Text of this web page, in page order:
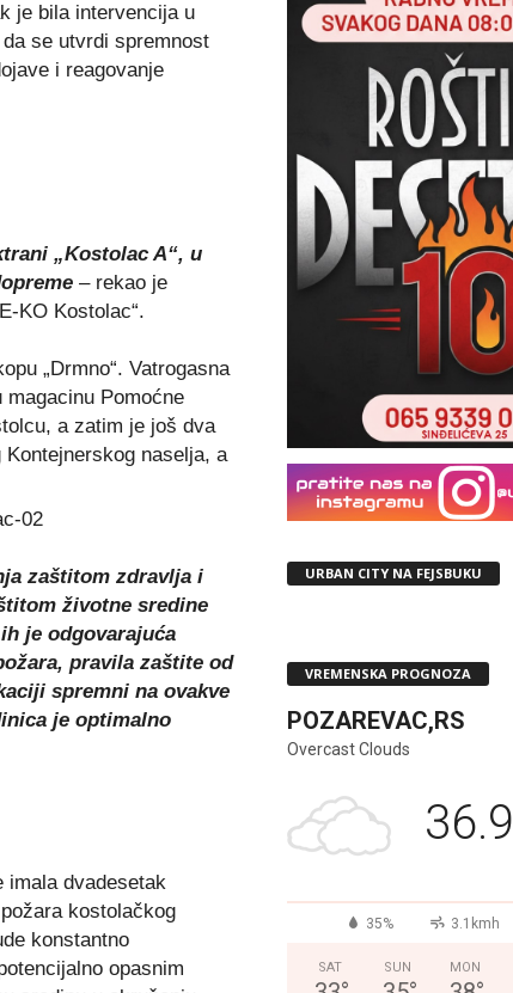
je bila intervencija u
se utvrdi spremnost
i reagovanje
„Kostolac A“, u
– rekao je
KO Kostolac“.
„Drmno“. Vatrogasna
Pomoćne
a zatim je još dva
naselјa, a
zaštitom zdravlјa i
životne sredine
je odgovarajuća
pravila zaštite od
spremni na ovakve
je optimalno
imala dvadesetak
kostolačkog
konstantno
opasnim
URBAN CITY NA FEJSBUKU
VREMENSKA PROGNOZA
POZAREVAC,RS
Overcast Clouds
36.9
35% 3.1kmh
SAT SUN MON